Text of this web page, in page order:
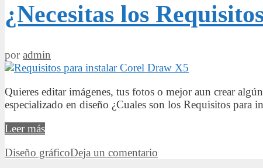
para
instalar
Descúbrelos
aquí
¿Necesitas los
poradmin
Quieres editar imágenes, tus fotos o mejor aun crear
especializado en diseño ¿Cuales son los Requisitos para
Leer más¿Necesitas
Requisitos
Categorías
Diseño gráficoDeja un comentario